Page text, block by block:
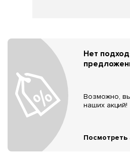
Нет
Возможно,
наших акций!
Посмотреть